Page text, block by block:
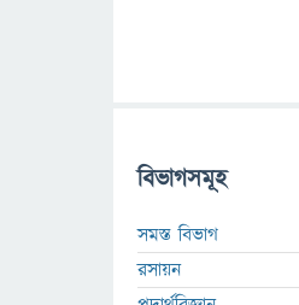
বিভাগসমূহ
সমস্ত বিভাগ
রসায়ন